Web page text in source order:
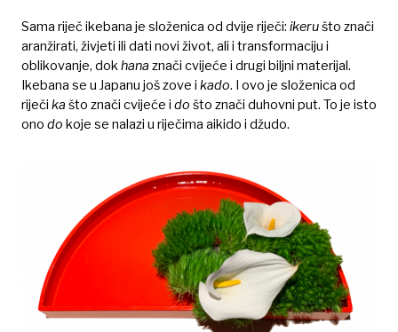
Sama riječ ikebana je složenica od dvije riječi: ikerušto znači
aranžirati, živjeti ili dati novi život, ali i transformaciju i
oblikovanje, dokhana znači cvijeće i drugi biljni materijal.
Ikebana se u Japanu još zove i kado. I ovo je složenica od
riječi ka što znači cvijeće i do što znači duhovni put. To je isto
ono do koje se nalazi u riječima aikido i džudo.